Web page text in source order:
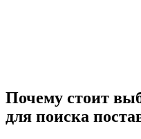
Почему стоит
для поиска